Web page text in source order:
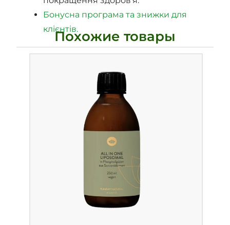
Бонусна програма та знижки для
клієнтів.
Похожие товары